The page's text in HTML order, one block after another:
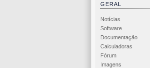
GERAL
Notícias
Software
Documentação
Calculadoras
Fórum
Imagens